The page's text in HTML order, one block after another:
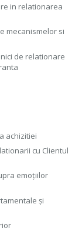
in relationarea
mecanismelor si
de relationare
achizitiei
cu Clientul
emoțiilor
și